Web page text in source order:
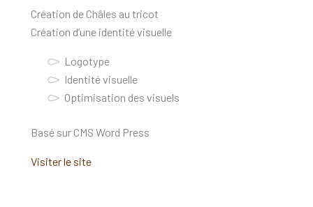
Création de Châles au tricot
Création d’une identité visuelle
Logotype
Identité visuelle
Optimisation des visuels
Basé sur CMS Word Press
Visiter le site